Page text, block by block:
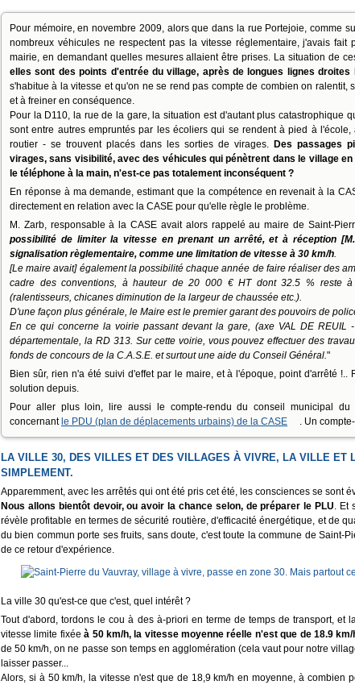
Pour mémoire, en novembre 2009, alors que dans la rue Portejoie, comme
nombreux véhicules ne respectent pas la vitesse réglementaire, j'avais fait
mairie, en demandant quelles mesures allaient être prises. La situation de
elles sont des points d'entrée du village, après de longues lignes droites
s'habitue à la vitesse et qu'on ne se rend pas compte de combien on ralentit,
et à freiner en conséquence.
Pour la D110, la rue de la gare, la situation est d'autant plus catastrophique
sont entre autres empruntés par les écoliers qui se rendent à pied à
routier - se trouvent placés dans les sorties de virages. Des passages
virages, sans visibilité, avec des véhicules qui pénètrent dans le village
le téléphone à la main, n'est-ce pas totalement inconséquent ?
En réponse à ma demande, estimant que la compétence en revenait à la
directement en relation avec la CASE pour qu'elle règle le problème.
M. Zarb, responsable à la CASE avait alors rappelé au maire de Saint-
possibilité de limiter la vitesse en prenant un arrêté, et à réception
signalisation règlementaire, comme une limitation de vitesse à 30 km/h.
[Le maire avait] également la possibilité chaque année de faire réaliser des
cadre des conventions, à hauteur de 20 000 € HT dont 32.5 % reste
(ralentisseurs, chicanes diminution de la largeur de chaussée etc.).
D'une façon plus générale, le Maire est le premier garant des pouvoirs de
En ce qui concerne la voirie passant devant la gare, (axe VAL DE REUIL
départementale, la RD 313. Sur cette voirie, vous pouvez effectuer des
fonds de concours de la C.A.S.E. et surtout une aide du Conseil Général."
Bien sûr, rien n'a été suivi d'effet par le maire, et à l'époque, point d'arrêté !..
solution depuis.
Pour aller plus loin, lire aussi le compte-rendu du conseil municipal du
concernant le PDU (plan de déplacements urbains) de la CASE . Un
LA VILLE 30, DES VILLES ET DES VILLAGES À VIVRE, LA VILLE ET
SIMPLEMENT.
Apparemment, avec les arrêtés qui ont été pris cet été, les consciences se sont
Nous allons bientôt devoir, ou avoir la chance selon, de préparer le PLU. Et
révèle profitable en termes de sécurité routière, d'efficacité énergétique, et de
du bien commun porte ses fruits, sans doute, c'est toute la commune de Saint-
de ce retour d'expérience.
La ville 30 qu'est-ce que c'est, quel intérêt ?
Tout d'abord, tordons le cou à des à-priori en terme de temps de transport, et
vitesse limite fixéeà 50 km/h, la vitesse moyenne réelle n'est que de 18.9 km/
de 50 km/h, on ne passe son temps en agglomération (cela vaut pour notre
laisser passer...
Alors, si à 50 km/h, la vitesse n'est que de 18,9 km/h en moyenne, à combien